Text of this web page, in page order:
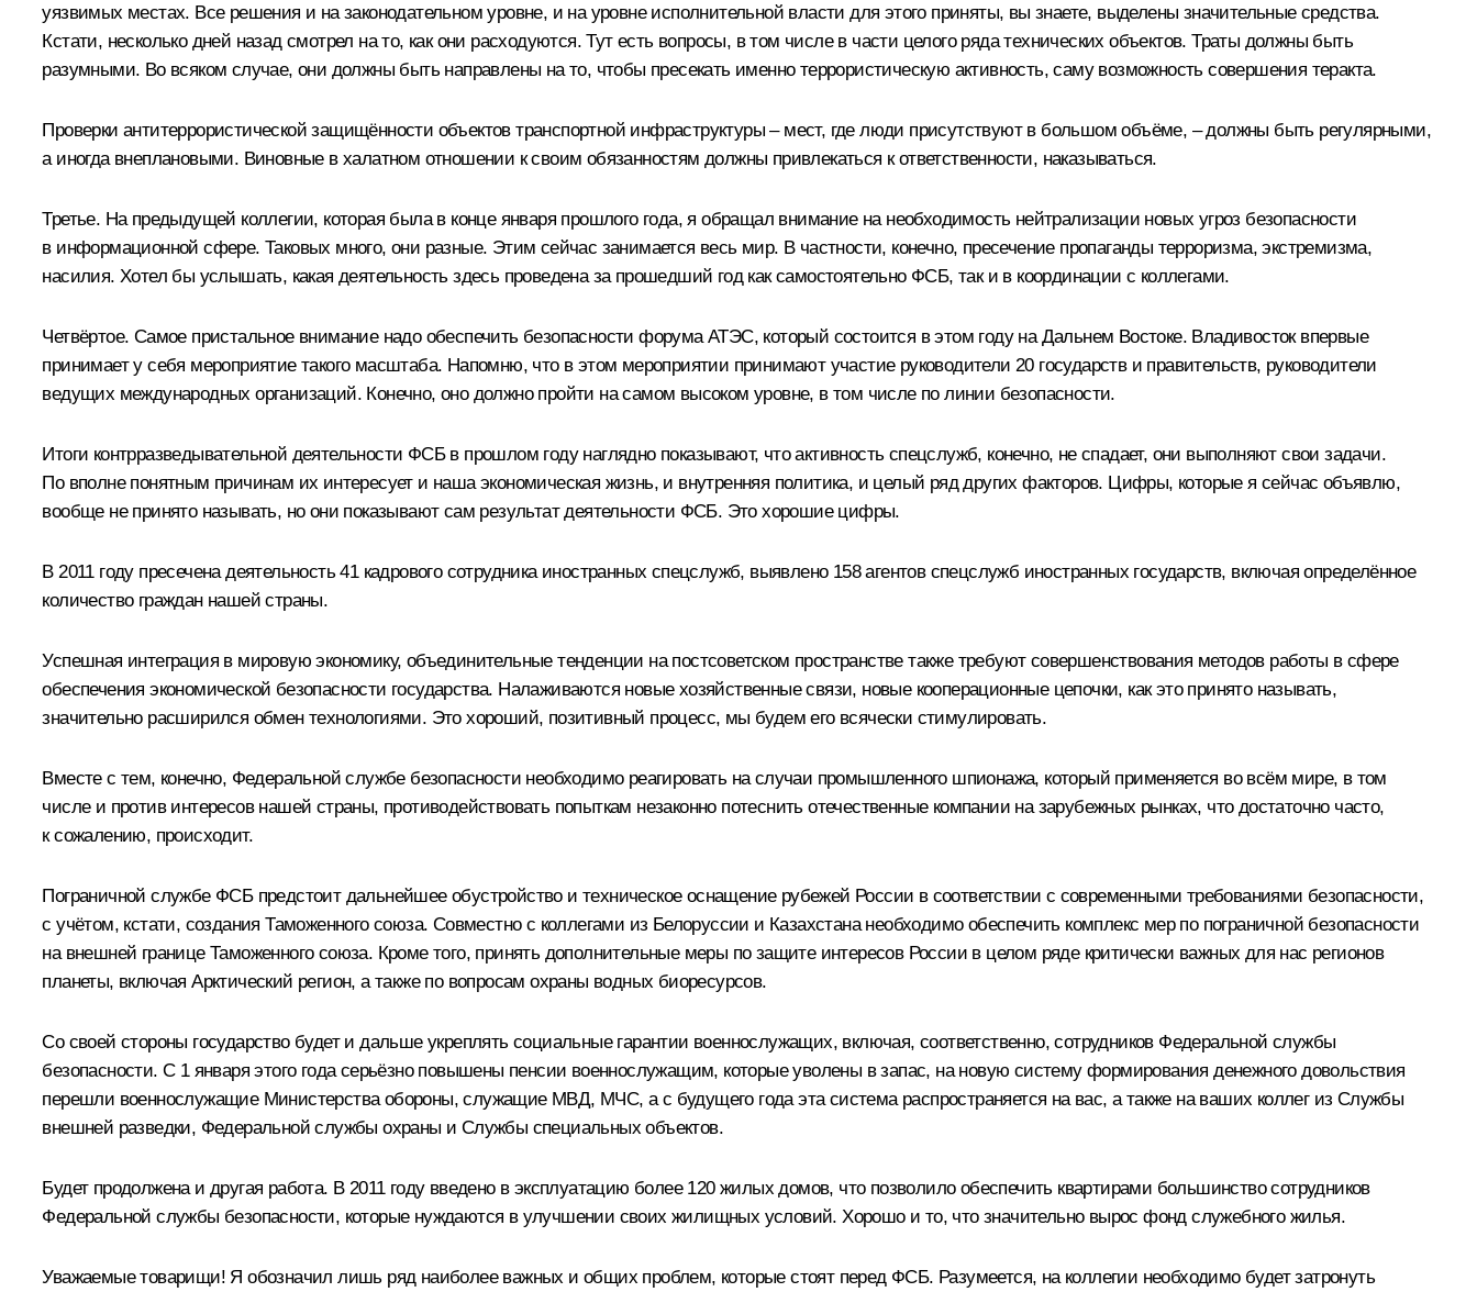
уязвимых местах. Все решения и на законодательном уровне, и на уровне исполнительной власти для этого приняты, вы знаете, выделены значительные средства.
Кстати, несколько дней назад смотрел на то, как они расходуются. Тут есть вопросы, в том числе в части целого ряда технических объектов. Траты должны быть
разумными. Во всяком случае, они должны быть направлены на то, чтобы пресекать именно террористическую активность, саму возможность совершения теракта.
Проверки антитеррористической защищённости объектов транспортной инфраструктуры – мест, где люди присутствуют в большом объёме, – должны быть регулярными,
а иногда внеплановыми. Виновные в халатном отношении к своим обязанностям должны привлекаться к ответственности, наказываться.
Третье. На предыдущей коллегии, которая была в конце января прошлого года, я обращал внимание на необходимость нейтрализации новых угроз безопасности
в информационной сфере. Таковых много, они разные. Этим сейчас занимается весь мир. В частности, конечно, пресечение пропаганды терроризма, экстремизма,
насилия. Хотел бы услышать, какая деятельность здесь проведена за прошедший год как самостоятельно ФСБ, так и в координации с коллегами.
Четвёртое. Самое пристальное внимание надо обеспечить безопасности форума АТЭС, который состоится в этом году на Дальнем Востоке. Владивосток впервые
принимает у себя мероприятие такого масштаба. Напомню, что в этом мероприятии принимают участие руководители 20 государств и правительств, руководители
ведущих международных организаций. Конечно, оно должно пройти на самом высоком уровне, в том числе по линии безопасности.
Итоги контрразведывательной деятельности ФСБ в прошлом году наглядно показывают, что активность спецслужб, конечно, не спадает, они выполняют свои задачи.
По вполне понятным причинам их интересует и наша экономическая жизнь, и внутренняя политика, и целый ряд других факторов. Цифры, которые я сейчас объявлю,
вообще не принято называть, но они показывают сам результат деятельности ФСБ. Это хорошие цифры.
В 2011 году пресечена деятельность 41 кадрового сотрудника иностранных спецслужб, выявлено 158 агентов спецслужб иностранных государств, включая определённое
количество граждан нашей страны.
Успешная интеграция в мировую экономику, объединительные тенденции на постсоветском пространстве также требуют совершенствования методов работы в сфере
обеспечения экономической безопасности государства. Налаживаются новые хозяйственные связи, новые кооперационные цепочки, как это принято называть,
значительно расширился обмен технологиями. Это хороший, позитивный процесс, мы будем его всячески стимулировать.
Вместе с тем, конечно, Федеральной службе безопасности необходимо реагировать на случаи промышленного шпионажа, который применяется во всём мире, в том
числе и против интересов нашей страны, противодействовать попыткам незаконно потеснить отечественные компании на зарубежных рынках, что достаточно часто,
к сожалению, происходит.
Пограничной службе ФСБ предстоит дальнейшее обустройство и техническое оснащение рубежей России в соответствии с современными требованиями безопасности,
с учётом, кстати, создания Таможенного союза. Совместно с коллегами из Белоруссии и Казахстана необходимо обеспечить комплекс мер по пограничной безопасности
на внешней границе Таможенного союза. Кроме того, принять дополнительные меры по защите интересов России в целом ряде критически важных для нас регионов
планеты, включая Арктический регион, а также по вопросам охраны водных биоресурсов.
Со своей стороны государство будет и дальше укреплять социальные гарантии военнослужащих, включая, соответственно, сотрудников Федеральной службы
безопасности. С 1 января этого года серьёзно повышены пенсии военнослужащим, которые уволены в запас, на новую систему формирования денежного довольствия
перешли военнослужащие Министерства обороны, служащие МВД, МЧС, а с будущего года эта система распространяется на вас, а также на ваших коллег из Службы
внешней разведки, Федеральной службы охраны и Службы специальных объектов.
Будет продолжена и другая работа. В 2011 году введено в эксплуатацию более 120 жилых домов, что позволило обеспечить квартирами большинство сотрудников
Федеральной службы безопасности, которые нуждаются в улучшении своих жилищных условий. Хорошо и то, что значительно вырос фонд служебного жилья.
Уважаемые товарищи! Я обозначил лишь ряд наиболее важных и общих проблем, которые стоят перед ФСБ. Разумеется, на коллегии необходимо будет затронуть